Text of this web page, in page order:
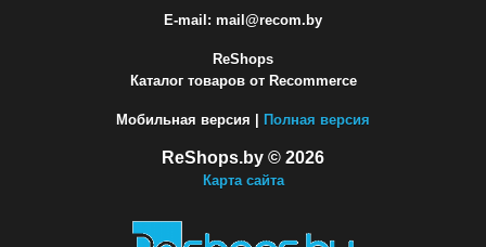
E-mail: mail@recom.by
ReShops
Каталог товаров от Recommerce
Мобильная версия | Полная версия
ReShops.by © 2026
Карта сайта